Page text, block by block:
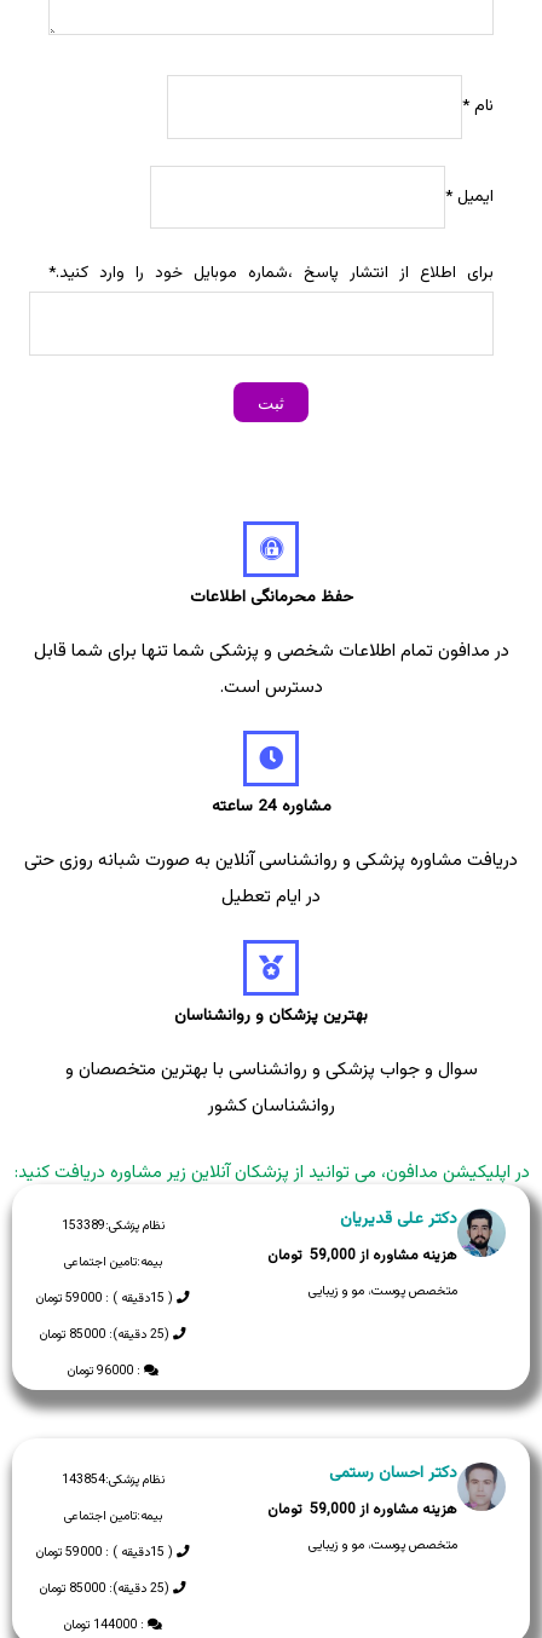
نام*
ایمیل*
برای اطلاع از انتشار پاسخ ،شماره موبایل خود را وارد کنید.*
حفظ محرمانگی اطلاعات
در مدافون تمام اطلاعات شخصی و پزشکی شما تنها برای شما قابل
دسترس است.
مشاوره 24 ساعته
دریافت مشاوره پزشکی و روانشناسی آنلاین به صورت شبانه روزی حتی
در ایام تعطیل
بهترین پزشکان و روانشناسان
سوال و جواب پزشکی و روانشناسی با بهترین متخصصان و
روانشناسان کشور
در اپلیکیشن مدافون، می توانید از پزشکان آنلاین زیر مشاوره دریافت کنید:
نظام پزشکی:153389
بیمه:تامین اجتماعی
( 15دقیقه ) : 59000 تومان
(25 دقیقه): 85000 تومان
: 96000 تومان
دکتر علی قدیریان
59,000
متخصص پوست، مو و زیبایی
نظام پزشکی:143854
بیمه:تامین اجتماعی
( 15دقیقه ) : 59000 تومان
(25 دقیقه): 85000 تومان
: 144000 تومان
دکتر احسان رستمی
59,000
متخصص پوست، مو و زیبایی